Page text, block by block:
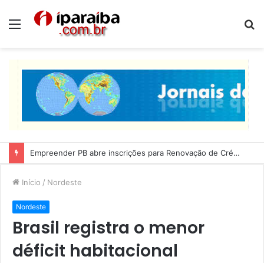
Menu
Empreender PB abre inscrições para Renovação de Crédito
Início / Nordeste
Nordeste
Brasil registra o menor
déficit habitacional